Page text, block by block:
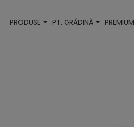
PRODUSE PT. GRĂDINĂ PREMIUM